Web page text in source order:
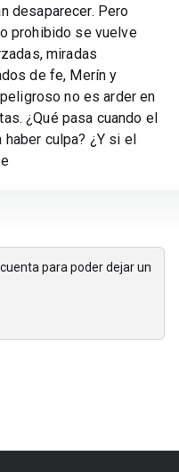
desaparecer. Pero
prohibido se vuelve
miradas
de fe, Merín y
no es arder en
¿Qué pasa cuando el
culpa? ¿Y si el
para poder dejar un